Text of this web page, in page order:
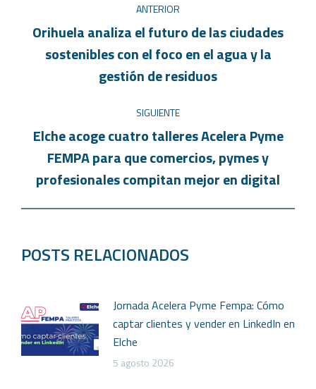
ANTERIOR
Orihuela analiza el futuro de las ciudades
sostenibles con el foco en el agua y la
gestión de residuos
SIGUIENTE
Elche acoge cuatro talleres Acelera Pyme
FEMPA para que comercios, pymes y
profesionales compitan mejor en digital
POSTS RELACIONADOS
Jornada Acelera Pyme Fempa: Cómo
captar clientes y vender en LinkedIn en
Elche
5 agosto 2026